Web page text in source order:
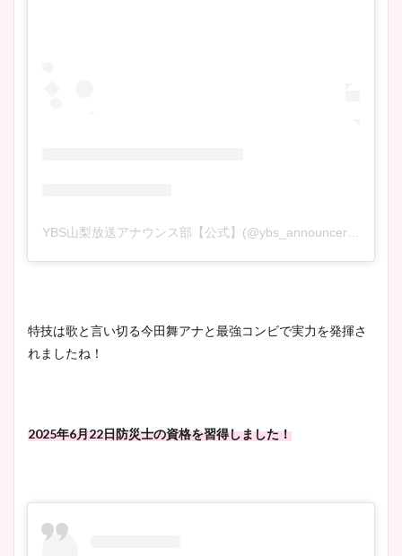
特技は歌と言い切る今田舞アナと最強コンビで実力を発揮さ
れましたね！
2025年6月22日防災士の資格を習得しました！